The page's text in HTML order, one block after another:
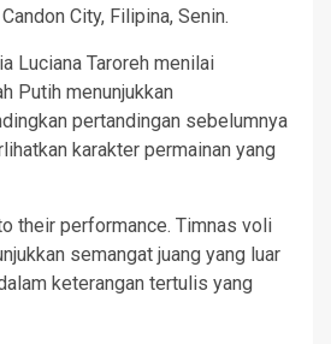
City, Filipina, Senin.
Luciana Taroreh menilai
Putih menunjukkan
pertandingan sebelumnya
karakter permainan yang
their performance. Timnas voli
semangat juang yang luar
keterangan tertulis yang